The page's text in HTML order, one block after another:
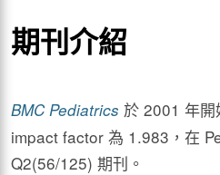
期刊介紹
BMC Pediatrics 於 2001 年
impact factor 為 1.983，在
Q2(56/125) 期刊。